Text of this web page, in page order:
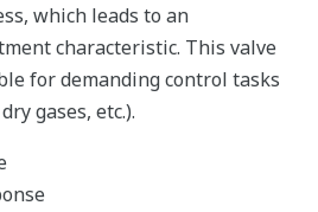
which leads to an
characteristic. This valve
for demanding control tasks
gases, etc.).